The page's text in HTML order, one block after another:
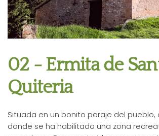
02 - Ermita de
Quiteria
Situada en un bonito paraje del pueblo,
donde se ha habilitado una zona